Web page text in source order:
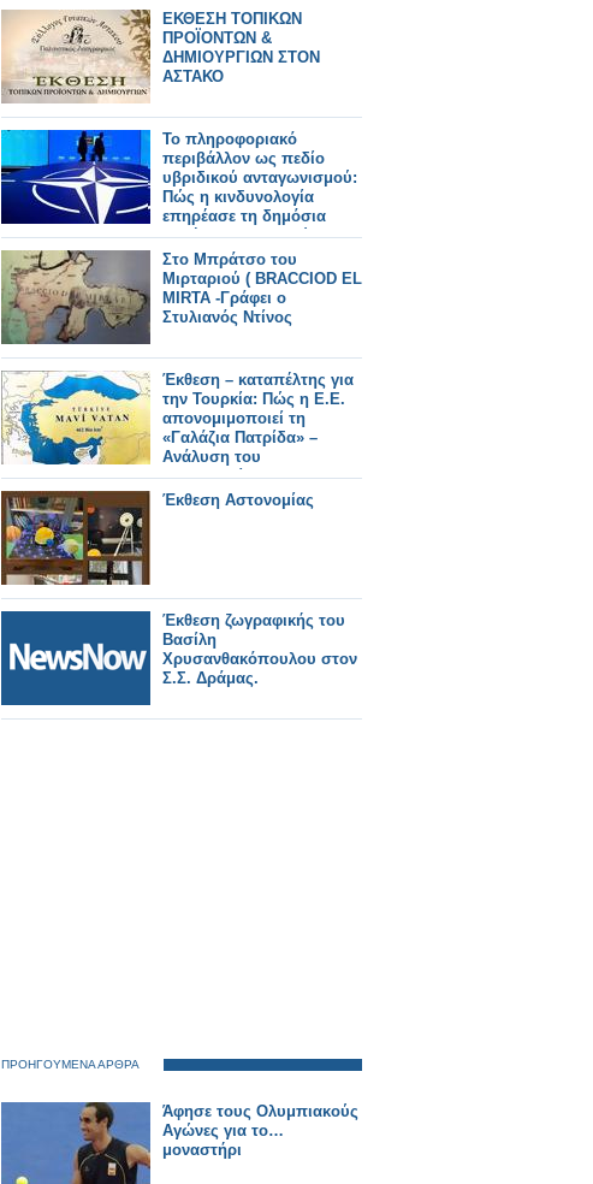
ΕΚΘΕΣΗ ΤΟΠΙΚΩΝ
ΠΡΟΪΟΝΤΩΝ &
ΔΗΜΙΟΥΡΓΙΩΝ ΣΤΟΝ
ΑΣΤΑΚΟ
Το πληροφοριακό
περιβάλλον ως πεδίο
υβριδικού ανταγωνισμού:
Πώς η κινδυνολογία
επηρέασε τη δημόσια
συζήτηση για τη Σύνοδο
του ΝΑΤΟ -Γράφει ο Δρ.
Κωνσταντίνος Π.
Μπαλωμένος
Στο Μπράτσο του
Μιρταριού ( BRACCIOD EL
MIRTA -Γράφει ο
Στυλιανός Ντίνος
Έκθεση – καταπέλτης για
την Τουρκία: Πώς η Ε.Ε.
απονομιμοποιεί τη
«Γαλάζια Πατρίδα» –
Ανάλυση του
Κωνσταντίνου
Μπαλωμένου
Έκθεση Αστονομίας
Έκθεση ζωγραφικής του
Βασίλη
Χρυσανθακόπουλου στον
Σ.Σ. Δράμας.
ΠΡΟΗΓΟΥΜΕΝΑ ΑΡΘΡΑ
Άφησε τους Ολυμπιακούς
Αγώνες για το…
μοναστήρι